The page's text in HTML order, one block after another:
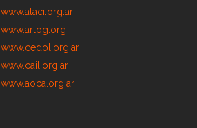
www.ataci.org.ar
www.arlog.org
www.cedol.org.ar
www.cail.org.ar
www.aoca.org.ar